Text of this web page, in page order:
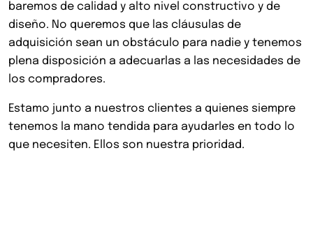
baremos de calidad y alto nivel constructivo y de
diseño. No queremos que las cláusulas de
adquisición sean un obstáculo para nadie y tenemos
plena disposición a adecuarlas a las necesidades de
los compradores.
Estamo junto a nuestros clientes a quienes siempre
tenemos la mano tendida para ayudarles en todo lo
que necesiten. Ellos son nuestra prioridad.